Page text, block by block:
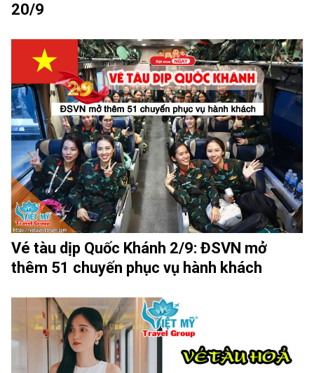
20/9
Vé tàu dịp Quốc Khánh 2/9: ĐSVN mở
thêm 51 chuyến phục vụ hành khách